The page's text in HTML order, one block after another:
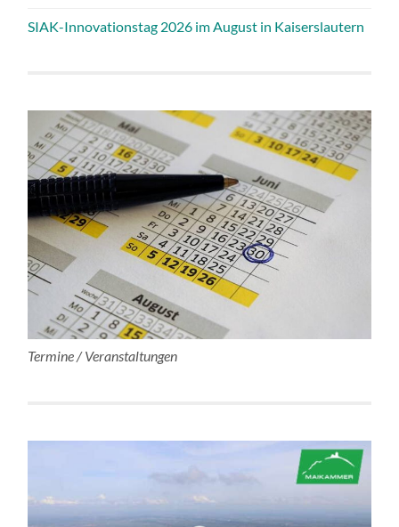
SIAK-Innovationstag 2026 im August in Kaiserslautern
Termine / Veranstaltungen